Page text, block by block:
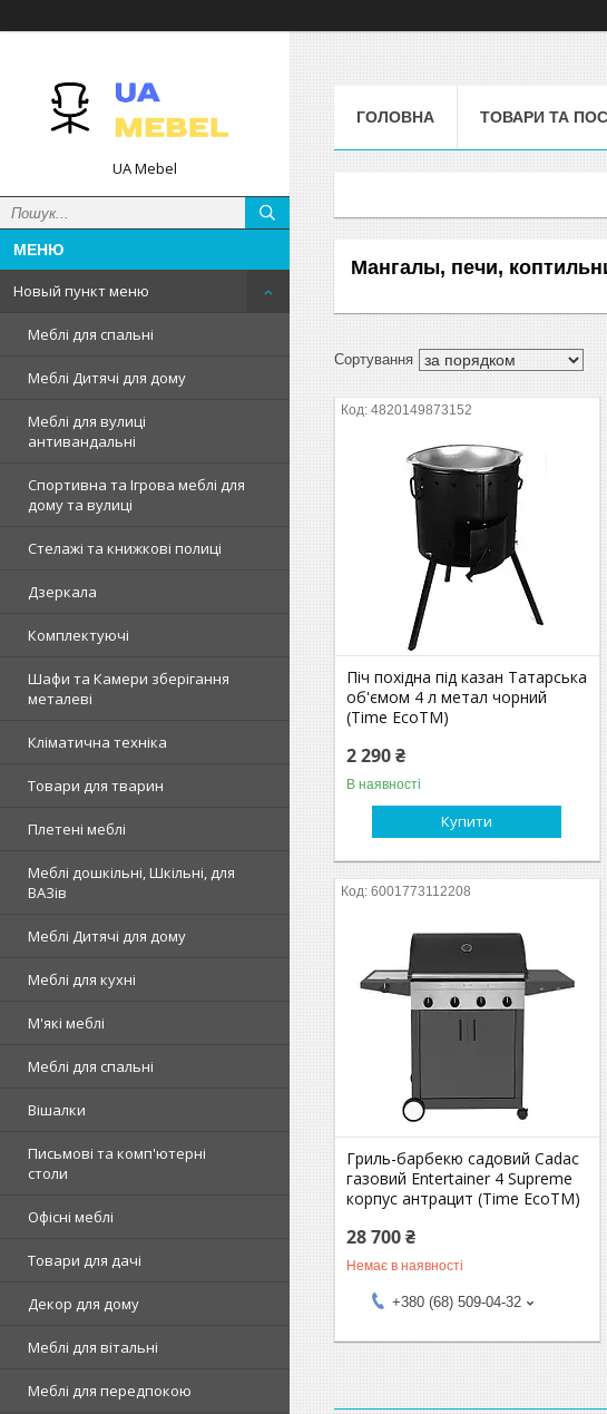
UA Mebel
Новый пункт меню
Меблі для спальні
Меблі Дитячі для дому
Меблі для вулиці
антивандальні
Спортивна та Ігрова меблі для
дому та вулиці
Стелажі та книжкові полиці
Дзеркала
Комплектуючі
Шафи та Камери зберігання
металеві
Кліматична техніка
Товари для тварин
Плетені меблі
Меблі дошкільні, Шкільні, для
ВАЗів
Меблі Дитячі для дому
Меблі для кухні
М'які меблі
Меблі для спальні
Вішалки
Письмові та комп'ютерні
столи
Офісні меблі
Товари для дачі
Декор для дому
Меблі для вітальні
Меблі для передпокою
ГОЛОВНА ТОВАРИ ТА
Мангалы, печи,
4820149873152
Піч похідна під казан Татарська
об'ємом 4 л метал чорний
(Time EcoTM)
2 290 ₴
В наявності
Купити
6001773112208
Гриль-барбекю садовий Cadac
газовий Entertainer 4 Supreme
корпус антрацит (Time EcoTM)
28 700 ₴
Немає в наявності
+380 (68) 509-04-32